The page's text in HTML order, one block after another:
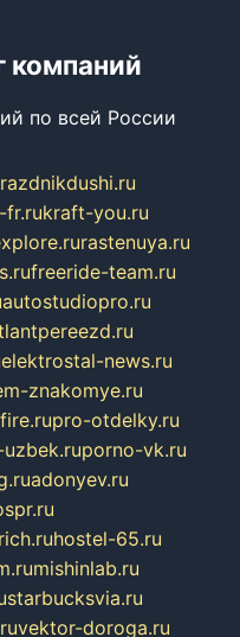
компаний
по всей России
fr.rukraft-you.ru
rastenuya.ru
freeride-team.ru
autostudiopro.ru
elektrostal-news.ru
znakomye.ru
pro-otdelky.ru
porno-vk.ru
adonyev.ru
hostel-65.ru
mishinlab.ru
starbucksvia.ru
vektor-doroga.ru